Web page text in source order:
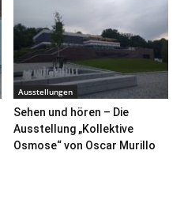
Ausstellungen
Sehen und hören – Die
Ausstellung „Kollektive
Osmose“ von Oscar Murillo